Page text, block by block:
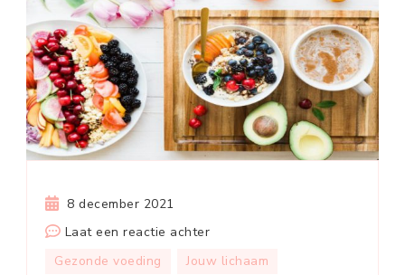
8 december 2021
Laat een reactie achterop
Gezonde
Gezonde voeding
Jouw lichaam